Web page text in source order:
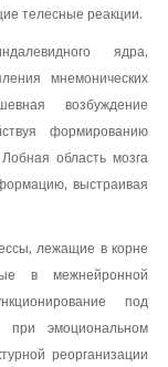
телесные реакции.
ядра,
мнемонических
возбуждение
формированию
область мозга
выстраивая
лежащие в корне
в межнейронной
под
при эмоциональном
реорганизации